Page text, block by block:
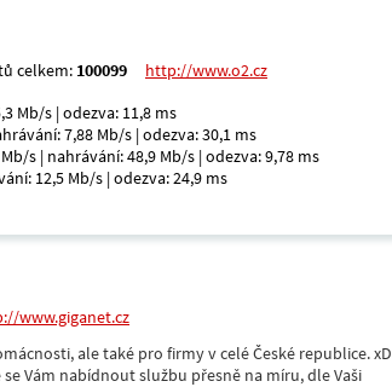
celkem: 100099
http://www.o2.cz
Mb/s | odezva: 11,8 ms
7,88 Mb/s | odezva: 30,1 ms
s | nahrávání: 48,9 Mb/s | odezva: 9,78 ms
12,5 Mb/s | odezva: 24,9 ms
www.giganet.cz
ale také pro firmy v celé České republice.
Vám nabídnout službu přesně na míru, dle Vaši